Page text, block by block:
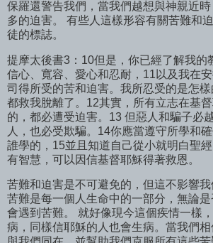
保羅還警告我們，當我們越想與神親近
多的迫害。 有些人這樣形容有關苦難和
徒的標誌。
提摩太後書3：10但是，你已經了解我的
信心、寬容、愛心和忍耐，11以及我在
司得所受的苦和迫害。我所忍受的是怎
都救我脫離了。12其實，所有立志在基
的，都必遭受迫害。13 但惡人和騙子必
人，也必受欺騙。14你應當遵守所學和
誰學的，15並且知道自己從小就明白聖
有智慧，可以因信基督耶穌得著救恩。
苦難和迫害是不可避免的，但這不影響
苦難是每一個人生命中的一部分，無論
會遇到苦難。 就好像現今這個疾情一樣
病，同樣信耶穌的人也會生病。當我們